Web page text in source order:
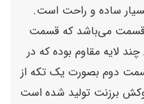
ساده و راحت است.
می‌باشد که قسمت
لایه مقاوم بوده که در
دوم بصورت یک تکه از
برزنت تولید شده است